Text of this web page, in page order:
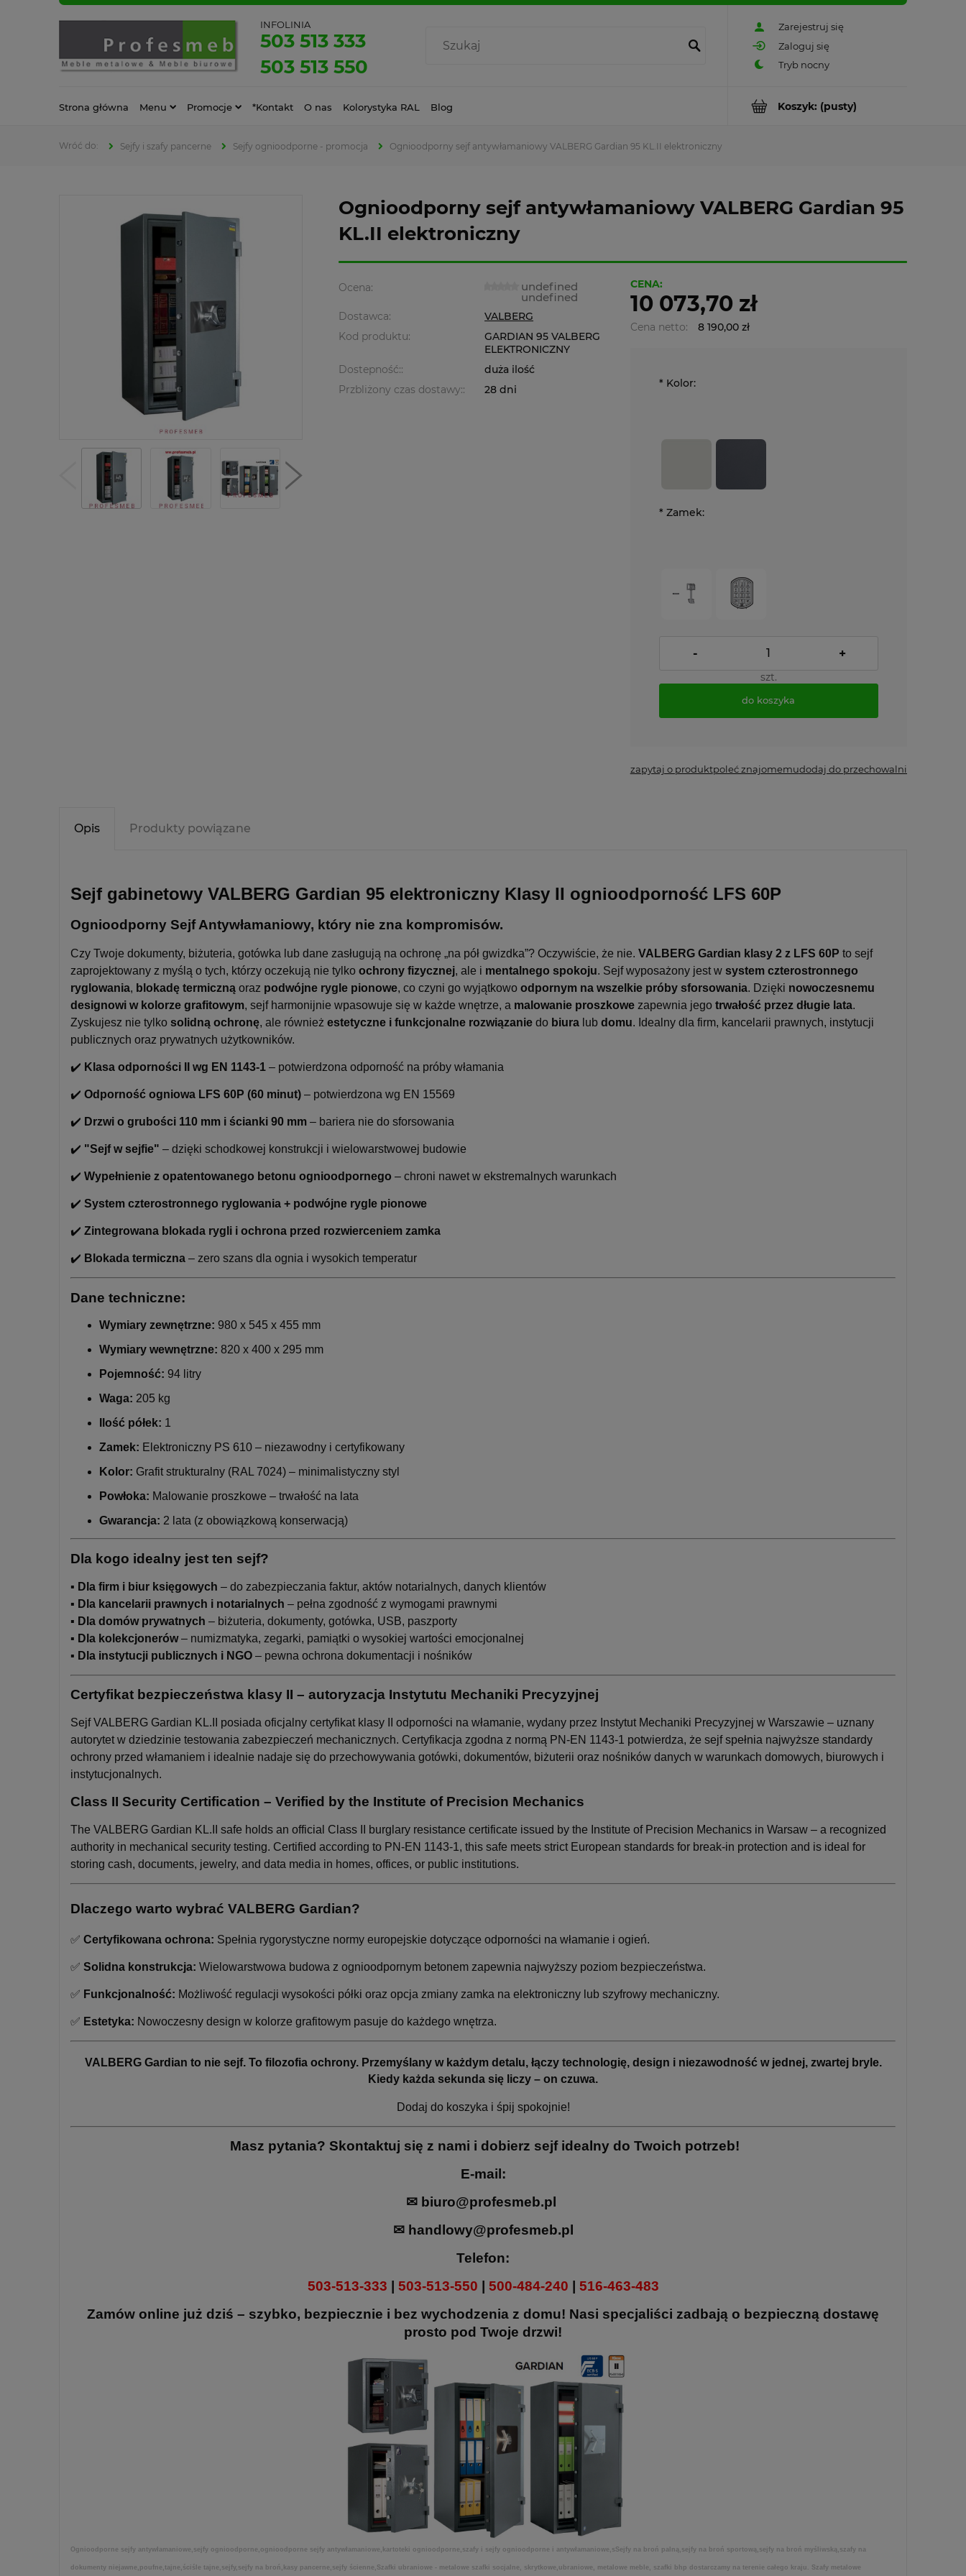
Zarejestruj się
Zaloguj się
INFOLINIA
503 513 333
503 513 550
Koszyk: (pusty)
Strona główna Menu Promocje *Kontakt O nas Kolorystyka RAL Blog
Sejfy i szafy pancerne Sejfy ognioodporne - promocja Ognioodporny sejf antywłamaniowy VALBERG Gardian 95 KL.II elektroniczny
Ognioodporny sejf antywłamaniowy VALBERG Gardian 95
KL.II elektroniczny
Ocena: undefined
undefined
Dostawca:
VALBERG
Kod produktu:
GARDIAN 95 VALBERG
ELEKTRONICZNY
Dostepność::
duża ilość
Przbliżony czas dostawy::
28 dni
CENA:
10 073,70 zł
Cena netto: 8 190,00 zł
* Kolor:
* Zamek:
- +
szt.
do koszyka
zapytaj o produktpoleć znajomemudodaj do przechowalni
Opis Produkty powiązane
Sejf gabinetowy VALBERG Gardian 95 elektroniczny Klasy II ognioodporność LFS 60P
Ognioodporny Sejf Antywłamaniowy, który nie zna kompromisów.
Czy Twoje dokumenty, biżuteria, gotówka lub dane zasługują na ochronę „na pół gwizdka”? Oczywiście, że nie. VALBERG Gardian klasy 2 z LFS 60P to sejf
zaprojektowany z myślą o tych, którzy oczekują nie tylko ochrony fizycznej, ale i mentalnego spokoju. Sejf wyposażony jest w system czterostronnego
ryglowania, blokadę termiczną oraz podwójne rygle pionowe, co czyni go wyjątkowo odpornym na wszelkie próby sforsowania. Dzięki nowoczesnemu
designowi w kolorze grafitowym, sejf harmonijnie wpasowuje się w każde wnętrze, a malowanie proszkowe zapewnia jego trwałość przez długie lata.
Zyskujesz nie tylko solidną ochronę, ale również estetyczne i funkcjonalne rozwiązanie do biura lub domu. Idealny dla firm, kancelarii prawnych, instytucji
publicznych oraz prywatnych użytkowników.
✔️ Klasa odporności II wg EN 1143-1 – potwierdzona odporność na próby włamania
✔️ Odporność ogniowa LFS 60P (60 minut) – potwierdzona wg EN 15569
✔️ Drzwi o grubości 110 mm i ścianki 90 mm – bariera nie do sforsowania
✔️ "Sejf w sejfie" – dzięki schodkowej konstrukcji i wielowarstwowej budowie
✔️ Wypełnienie z opatentowanego betonu ognioodpornego – chroni nawet w ekstremalnych warunkach
✔️ System czterostronnego ryglowania + podwójne rygle pionowe
✔️ Zintegrowana blokada rygli i ochrona przed rozwierceniem zamka
✔️ Blokada termiczna – zero szans dla ognia i wysokich temperatur
Dane techniczne:
Wymiary zewnętrzne: 980 x 545 x 455 mm
Wymiary wewnętrzne: 820 x 400 x 295 mm
Pojemność: 94 litry
Waga: 205 kg
Ilość półek: 1
Zamek: Elektroniczny PS 610 – niezawodny i certyfikowany
Kolor: Grafit strukturalny (RAL 7024) – minimalistyczny styl
Powłoka: Malowanie proszkowe – trwałość na lata
Gwarancja: 2 lata (z obowiązkową konserwacją)
Dla kogo idealny jest ten sejf?
▪️ Dla firm i biur księgowych – do zabezpieczania faktur, aktów notarialnych, danych klientów
▪️ Dla kancelarii prawnych i notarialnych – pełna zgodność z wymogami prawnymi
▪️ Dla domów prywatnych – biżuteria, dokumenty, gotówka, USB, paszporty
▪️ Dla kolekcjonerów– numizmatyka, zegarki, pamiątki o wysokiej wartości emocjonalnej
▪️ Dla instytucji publicznych i NGO – pewna ochrona dokumentacji i nośników
Certyfikat bezpieczeństwa klasy II – autoryzacja Instytutu Mechaniki Precyzyjnej
Sejf VALBERG Gardian KL.II posiada oficjalny certyfikat klasy II odporności na włamanie, wydany przez Instytut Mechaniki Precyzyjnej w Warszawie – uznany
autorytet w dziedzinie testowania zabezpieczeń mechanicznych. Certyfikacja zgodna z normą PN-EN 1143-1 potwierdza, że sejf spełnia najwyższe standardy
ochrony przed włamaniem i idealnie nadaje się do przechowywania gotówki, dokumentów, biżuterii oraz nośników danych w warunkach domowych, biurowych i
instytucjonalnych.
Class II Security Certification – Verified by the Institute of Precision Mechanics
The VALBERG Gardian KL.II safe holds an official Class II burglary resistance certificate issued by the Institute of Precision Mechanics in Warsaw – a recognized
authority in mechanical security testing. Certified according to PN-EN 1143-1, this safe meets strict European standards for break-in protection and is ideal for
storing cash, documents, jewelry, and data media in homes, offices, or public institutions.
Dlaczego warto wybrać VALBERG Gardian?
✅ Certyfikowana ochrona: Spełnia rygorystyczne normy europejskie dotyczące odporności na włamanie i ogień.
✅ Solidna konstrukcja: Wielowarstwowa budowa z ognioodpornym betonem zapewnia najwyższy poziom bezpieczeństwa.
✅ Funkcjonalność: Możliwość regulacji wysokości półki oraz opcja zmiany zamka na elektroniczny lub szyfrowy mechaniczny.
✅ Estetyka: Nowoczesny design w kolorze grafitowym pasuje do każdego wnętrza.
VALBERG Gardian to nie sejf. To filozofia ochrony. Przemyślany w każdym detalu, łączy technologię, design i niezawodność w jednej, zwartej bryle.
Kiedy każda sekunda się liczy – on czuwa.
Dodaj do koszyka i śpij spokojnie!
Masz pytania? Skontaktuj się z nami i dobierz sejf idealny do Twoich potrzeb!
E-mail:
✉ biuro@profesmeb.pl
✉ handlowy@profesmeb.pl
Telefon:
503-513-333
503-513-550 500-484-240
516-463-483
Zamów online już dziś – szybko, bezpiecznie i bez wychodzenia z domu! Nasi specjaliści zadbają o bezpieczną dostawę
prosto pod Twoje drzwi!
Ognioodporne sejfy antywłamaniowe,sejfy ognioodporne,ognioodporne sejfy antywłamaniowe,kartoteki ognioodporne,szafy i sejfy ognioodporne i antywłamaniowe,sSejfy na broń palną,sejfy na broń sportową,sejfy na broń myśliwską,szafy na
dokumenty niejawne,poufne,tajne,ściśle tajne,sejfy,sejfy na broń,kasy pancerne,sejfy ścienne,Szafki ubraniowe - metalowe szafki socjalne, skrytkowe,ubraniowe, metalowe meble, szafki bhp dostarczamy na terenie całego kraju. Szafy metalowe